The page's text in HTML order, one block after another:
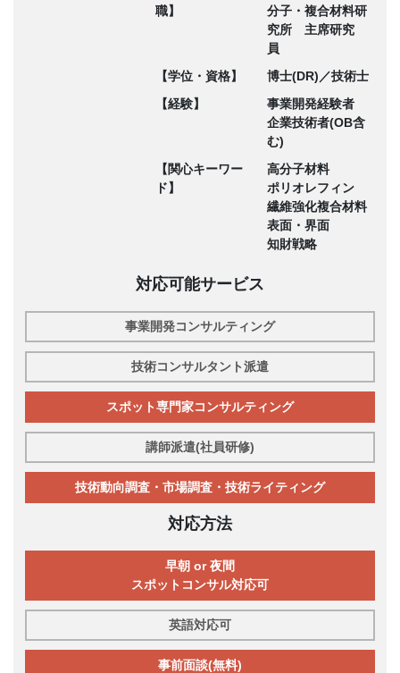
職】
分子・複合材料研
究所 主席研究
員
【学位・資格】
博士(DR)／技術士
【経験】
事業開発経験者
企業技術者(OB含
む)
【関心キーワー
ド】
高分子材料
ポリオレフィン
繊維強化複合材料
表面・界面
知財戦略
対応可能サービス
事業開発コンサルティング
技術コンサルタント派遣
スポット専門家コンサルティング
講師派遣(社員研修)
技術動向調査・市場調査・技術ライティング
対応方法
早朝 or 夜間
スポットコンサル対応可
英語対応可
事前面談(無料)